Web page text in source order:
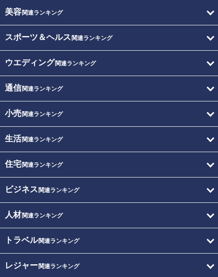
美容関連ランキング
スポーツ＆ヘルス 関連ランキング
ウエディング関連ランキング
通信関連ランキング
小売関連ランキング
生活関連ランキング
住宅関連ランキング
ビジネス 関連ランキング
人材関連ランキング
トラベル関連ランキング
レジャー関連ランキング